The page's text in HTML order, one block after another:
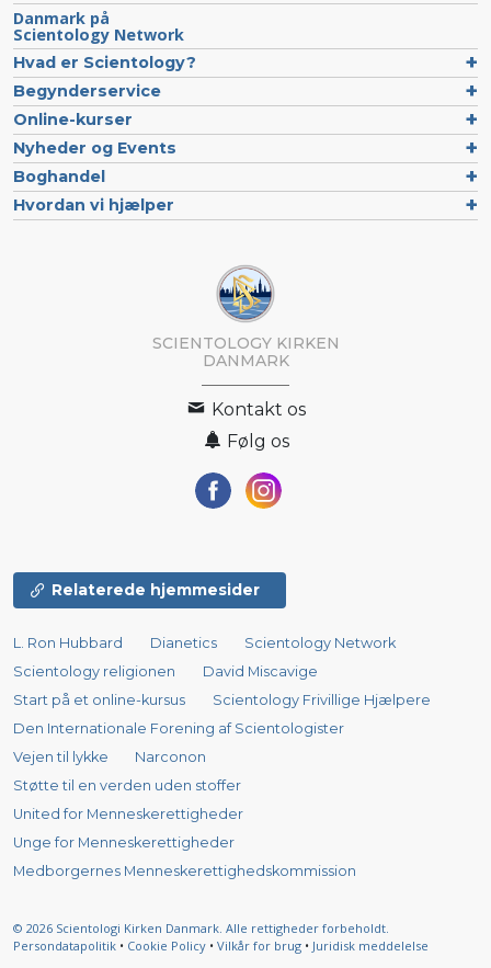
Danmark på
Scientology Network
Hvad er Scientology?
Begynderservice
Online-kurser
Nyheder og Events
Boghandel
Hvordan vi hjælper
SCIENTOLOGY KIRKEN
DANMARK
Kontakt os
Følg os
Relaterede hjemmesider
L. Ron Hubbard Dianetics
Scientology Network
Scientology religionen
David Miscavige
Start på et online-kursus
Scientology Frivillige Hjælpere
Den Internationale Forening af Scientologister
Vejen til lykke
Narconon
Støtte til en verden uden stoffer
United for Menneskerettigheder
Unge for Menneskerettigheder
Medborgernes Menneskerettigheds­kommission
© 2026 Scientologi Kirken Danmark. Alle rettigheder forbeholdt.
Persondatapolitik • Cookie Policy • Vilkår for brug • Juridisk meddelelse